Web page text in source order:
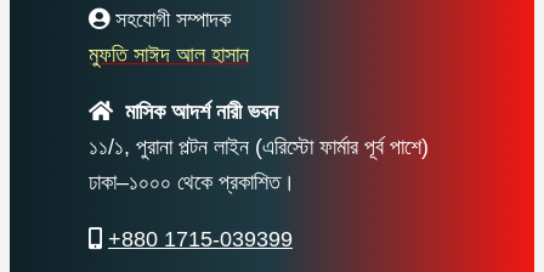
সহযোগী সম্পাদক
মুফতি সাঈদ আল হাসান
মাসিক আদর্শ নারী ভবন
১১/১, পুরানা পল্টন লাইন (এরিস্টো ফার্মার পূর্ব পাশে)
ঢাকা–১০০০ থেকে প্রকাশিত।
+880 1715-039399